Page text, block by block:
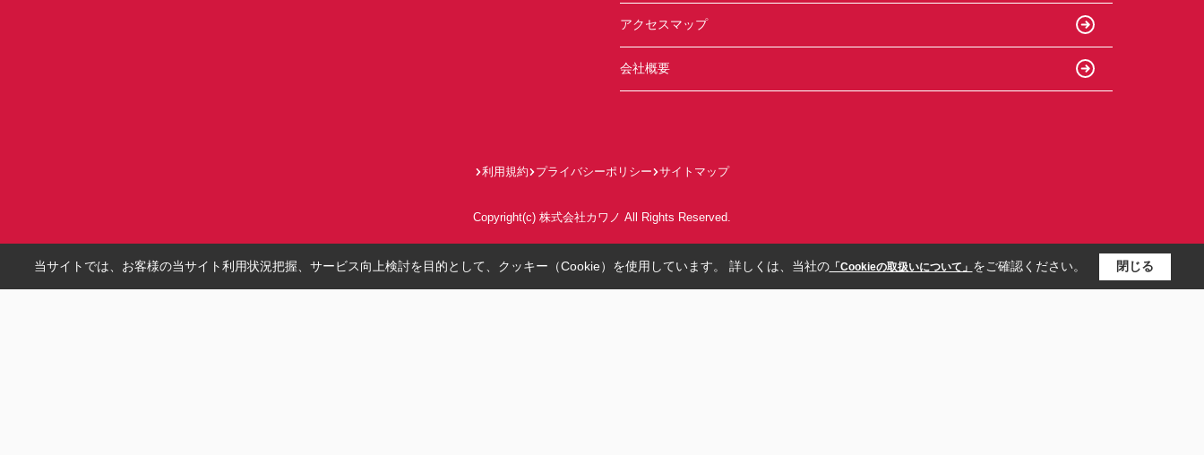
アクセスマップ
会社概要
利用規約 プライバシーポリシー サイトマップ
Copyright(c) 株式会社カワノ All Rights Reserved.
当サイトでは、お客様の当サイト利用状況把握、サービス向上検討を目的として、クッキー（Cookie）を使用しています。 詳しくは、当社の「Cookieの取扱いについて」 をご確認ください。 閉じる